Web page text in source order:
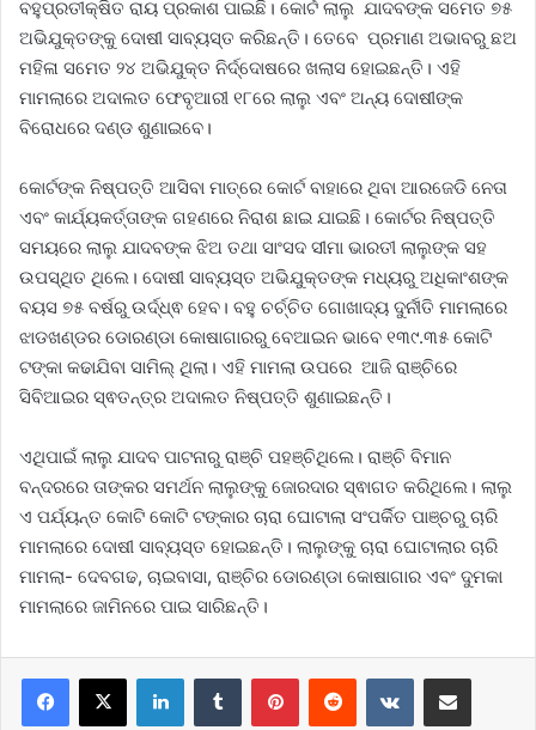
ବହୁପ୍ରତୀକ୍ଷିତ ରାୟ ପ୍ରକାଶ ପାଇଛି। କୋର୍ଟ ଲାଲୁ ଯାଦବଙ୍କ ସମେତ ୭୫
ଅଭିଯୁକ୍ତଙ୍କୁ ଦୋଷୀ ସାବ୍ୟସ୍ତ କରିଛନ୍ତି। ତେବେ ପ୍ରମାଣ ଅଭାବରୁ ଛଅ
ମହିଳା ସମେତ ୨୪ ଅଭିଯୁକ୍ତ ନିର୍ଦ୍ଦୋଷରେ ଖଲାସ ହୋଇଛନ୍ତି। ଏହି
ମାମଲାରେ ଅଦାଲତ ଫେବୃଆରୀ ୧୮ରେ ଲାଲୁ ଏବଂ ଅନ୍ୟ ଦୋଷୀଙ୍କ
ବିରୋଧରେ ଦଣ୍ଡ ଶୁଣାଇବେ।
କୋର୍ଟଙ୍କ ନିଷ୍ପତ୍ତି ଆସିବା ମାତ୍ରେ କୋର୍ଟ ବାହାରେ ଥିବା ଆରଜେଡି ନେତା
ଏବଂ କାର୍ଯ୍ୟକର୍ତ୍ତାଙ୍କ ଗହଣରେ ନିରାଶ ଛାଇ ଯାଇଛି। କୋର୍ଟର ନିଷ୍ପତ୍ତି
ସମୟରେ ଲାଲୁ ଯାଦବଙ୍କ ଝିଅ ତଥା ସାଂସଦ ସୀମା ଭାରତୀ ଲାଲୁଙ୍କ ସହ
ଉପସ୍ଥିତ ଥିଲେ। ଦୋଷୀ ସାବ୍ୟସ୍ତ ଅଭିଯୁକ୍ତଙ୍କ ମଧ୍ୟରୁ ଅଧିକାଂଶଙ୍କ
ବୟସ ୭୫ ବର୍ଷରୁ ଉର୍ଦ୍ଧ୍ଵ ହେବ। ବହୁ ଚର୍ଚ୍ଚିତ ଗୋଖାଦ୍ୟ ଦୁର୍ନୀତି ମାମଲାରେ
ଝାଡଖଣ୍ଡର ଡୋରଣ୍ଡା କୋଷାଗାରରୁ ବେଆଇନ ଭାବେ ୧୩୯.୩୫ କୋଟି
ଟଙ୍କା କଢାଯିବା ସାମିଲ୍ ଥିଲା। ଏହି ମାମଲା ଉପରେ ଆଜି ରାଞ୍ଚିରେ
ସିବିଆଇର ସ୍ଵତନ୍ତ୍ର ଅଦାଲତ ନିଷ୍ପତ୍ତି ଶୁଣାଇଛନ୍ତି।
ଏଥିପାଇଁ ଲାଲୁ ଯାଦବ ପାଟନାରୁ ରାଞ୍ଚି ପହଞ୍ଚିଥିଲେ। ରାଞ୍ଚି ବିମାନ
ବନ୍ଦରରେ ତାଙ୍କର ସମର୍ଥନ ଲାଲୁଙ୍କୁ ଜୋରଦାର ସ୍ଵାଗତ କରିଥିଲେ। ଲାଲୁ
ଏ ପର୍ଯ୍ୟନ୍ତ କୋଟି କୋଟି ଟଙ୍କାର ଚାରା ଘୋଟାଲା ସଂପର୍କିତ ପାଞ୍ଚରୁ ଚାରି
ମାମଲାରେ ଦୋଷୀ ସାବ୍ୟସ୍ତ ହୋଇଛନ୍ତି। ଲାଲୁଙ୍କୁ ଚାରା ଘୋଟାଲାର ଚାରି
ମାମଲା- ଦେବଗଢ, ଚାଇବାସା, ରାଞ୍ଚିର ଡୋରଣ୍ଡା କୋଷାଗାର ଏବଂ ଦୁମକା
ମାମଲାରେ ଜାମିନରେ ପାଇ ସାରିଛନ୍ତି।